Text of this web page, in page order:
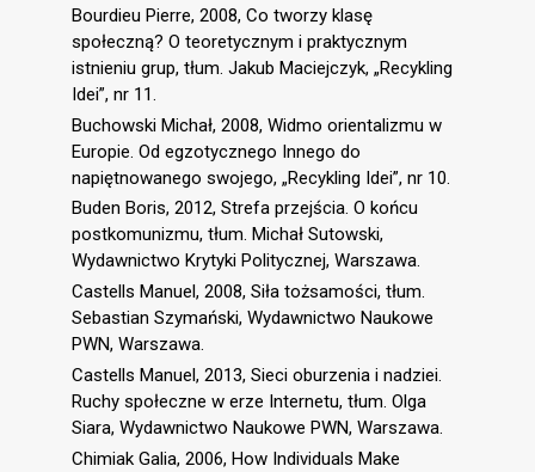
Bourdieu Pierre, 2008, Co tworzy klasę
społeczną? O teoretycznym i praktycznym
istnieniu grup, tłum. Jakub Maciejczyk, „Recykling
Idei”, nr 11.
Buchowski Michał, 2008, Widmo orientalizmu w
Europie. Od egzotycznego Innego do
napiętnowanego swojego, „Recykling Idei”, nr 10.
Buden Boris, 2012, Strefa przejścia. O końcu
postkomunizmu, tłum. Michał Sutowski,
Wydawnictwo Krytyki Politycznej, Warszawa.
Castells Manuel, 2008, Siła tożsamości, tłum.
Sebastian Szymański, Wydawnictwo Naukowe
PWN, Warszawa.
Castells Manuel, 2013, Sieci oburzenia i nadziei.
Ruchy społeczne w erze Internetu, tłum. Olga
Siara, Wydawnictwo Naukowe PWN, Warszawa.
Chimiak Galia, 2006, How Individuals Make